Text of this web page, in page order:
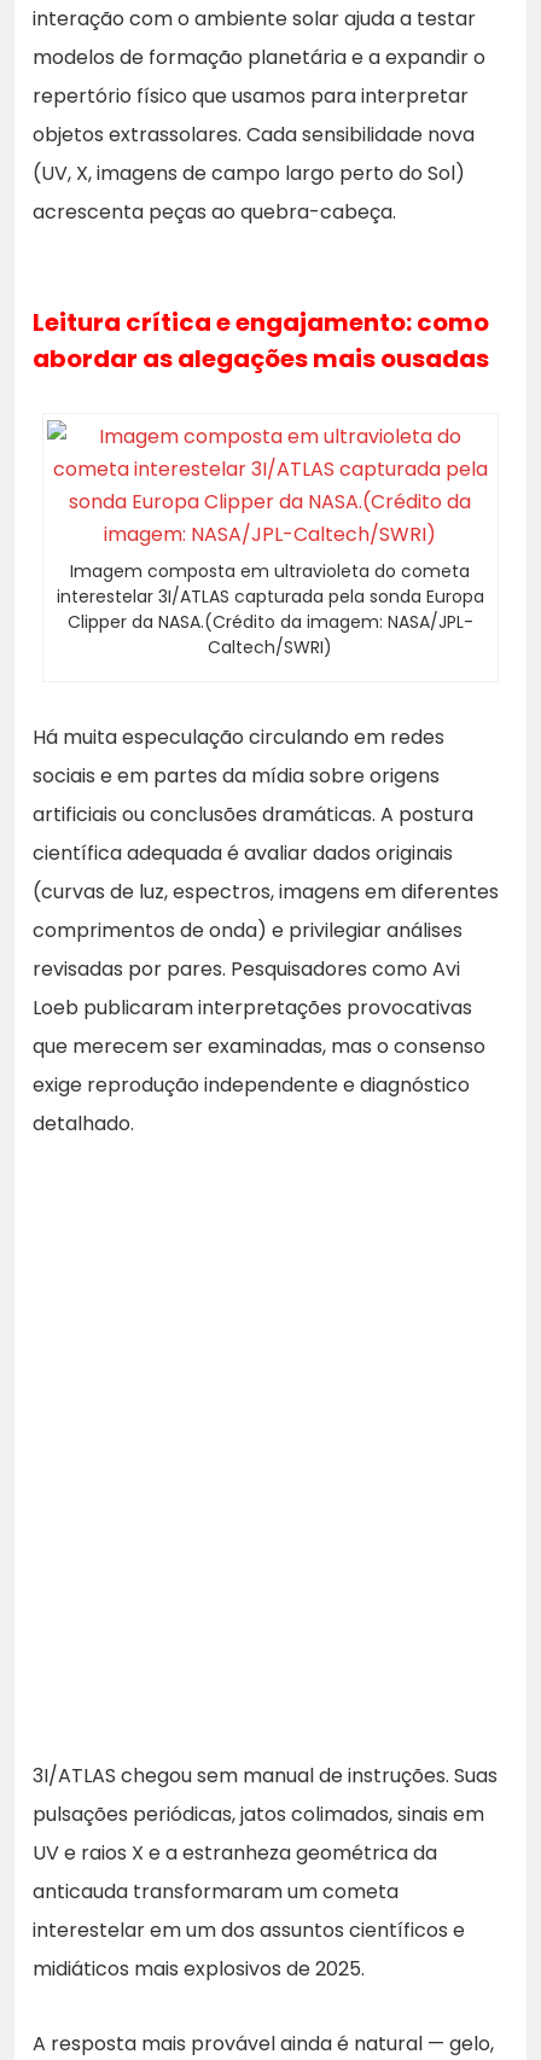
interação com o ambiente solar ajuda a testar
modelos de formação planetária e a expandir o
repertório físico que usamos para interpretar
objetos extrassolares. Cada sensibilidade nova
(UV, X, imagens de campo largo perto do Sol)
acrescenta peças ao quebra-cabeça.
Leitura crítica e engajamento: como
abordar as alegações mais ousadas
Imagem composta em ultravioleta do cometa
interestelar 3I/ATLAS capturada pela sonda Europa
Clipper da NASA.(Crédito da imagem: NASA/JPL-
Caltech/SWRI)
Há muita especulação circulando em redes
sociais e em partes da mídia sobre origens
artificiais ou conclusões dramáticas. A postura
científica adequada é avaliar dados originais
(curvas de luz, espectros, imagens em diferentes
comprimentos de onda) e privilegiar análises
revisadas por pares. Pesquisadores como Avi
Loeb publicaram interpretações provocativas
que merecem ser examinadas, mas o consenso
exige reprodução independente e diagnóstico
detalhado.
3I/ATLAS chegou sem manual de instruções. Suas
pulsações periódicas, jatos colimados, sinais em
UV e raios X e a estranheza geométrica da
anticauda transformaram um cometa
interestelar em um dos assuntos científicos e
midiáticos mais explosivos de 2025.
A resposta mais provável ainda é natural — gelo,